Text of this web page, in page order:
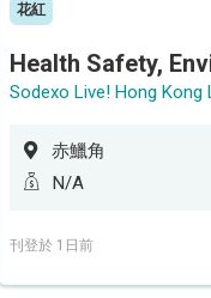
花紅
Sodexo Live! Hong Kong
赤鱲角
N/A
刊登於 1日前